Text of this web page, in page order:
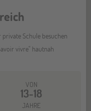
Schule besuchen
vivre" hautnah
VON
13-18
JAHRE